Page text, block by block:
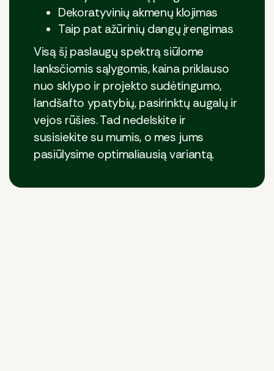
Dekoratyvinių akmenų klojimas
Taip pat ažūrinių dangų įrengimas
Visą šį paslaugų spektrą siūlome
lanksčiomis sąlygomis, kaina priklauso
nuo sklypo ir projekto sudėtingumo,
landšafto ypatybių, pasirinktų augalų ir
vejos rūšies. Tad nedelskite ir
susisiekite su mumis, o mes jums
pasiūlysime optimaliausią variantą.